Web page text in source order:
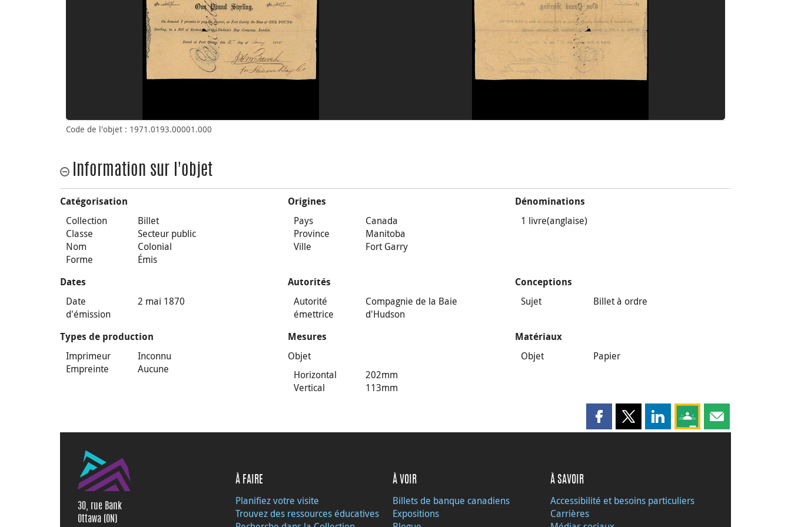
Code de l'objet : 1971.0193.00001.000
Information sur l'objet
Catégorisation
Collection
Billet
Classe
Secteur public
Nom
Colonial
Forme
Émis
Origines
Pays
Canada
Province
Manitoba
Ville
Fort Garry
Dénominations
1 livre(anglaise)
Dates
Date
d'émission
2 mai 1870
Autorités
Autorité
émettrice
Compagnie de la Baie
d'Hudson
Conceptions
Sujet Billet à ordre
Types de production
Imprimeur
Inconnu
Empreinte
Aucune
Mesures
Objet
Horizontal
202mm
Vertical
113mm
Matériaux
Objet Papier
Partager cette page sur Facebook
Partager cette page sur X
Partager cette page sur
Partagez cette page sur
Partager cette
30, rue Bank
Ottawa (ON)
À FAIRE
Planifiez votre visite
Trouvez des ressources éducatives
À VOIR
Billets de banque canadiens
Expositions
À SAVOIR
Accessibilité et besoins particuliers
Carrières